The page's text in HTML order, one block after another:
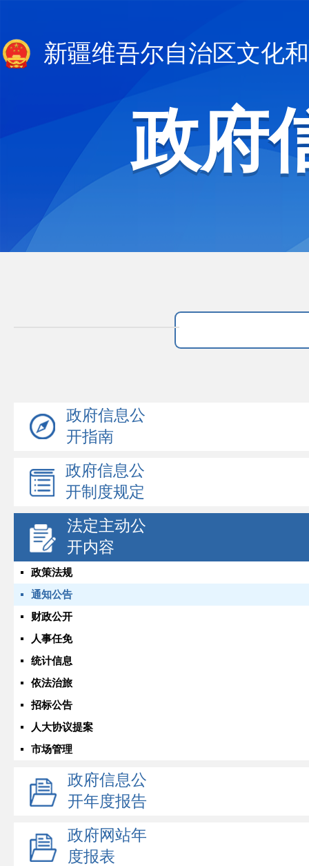
新疆维吾尔自治区文化
政府
政府信息公
开指南
政府信息公
开制度规定
法定主动公
开内容
政策法规
通知公告
财政公开
人事任免
统计信息
依法治旅
招标公告
人大协议提案
市场管理
政府信息公
开年度报告
政府网站年
度报表